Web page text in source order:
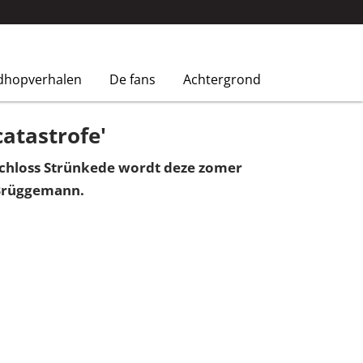
De fans Achtergrond
Strünkede wordt deze zomer